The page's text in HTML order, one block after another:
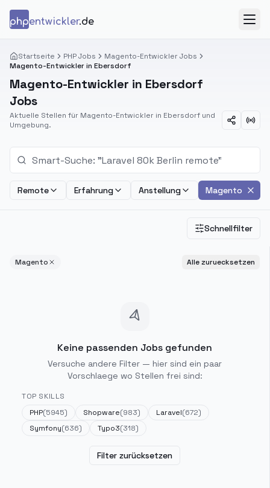
phpentwickler.de
Startseite PHP Jobs
Magento-Entwickler Jobs
Magento-Entwickler in Ebersdorf
Magento-Entwickler in Ebersdorf
Jobs
Aktuelle Stellen für Magento-Entwickler in Ebersdorf und
Umgebung.
Remote Erfahrung Anstellung Magento
Schnellfilter
Magento Alle zuruecksetzen
Keine passenden Jobs gefunden
Versuche andere Filter — hier sind ein paar
Vorschlaege wo Stellen frei sind:
TOP SKILLS
PHP(5945) Shopware(983) Laravel(672)
Symfony(636) Typo3(318)
Filter zurücksetzen